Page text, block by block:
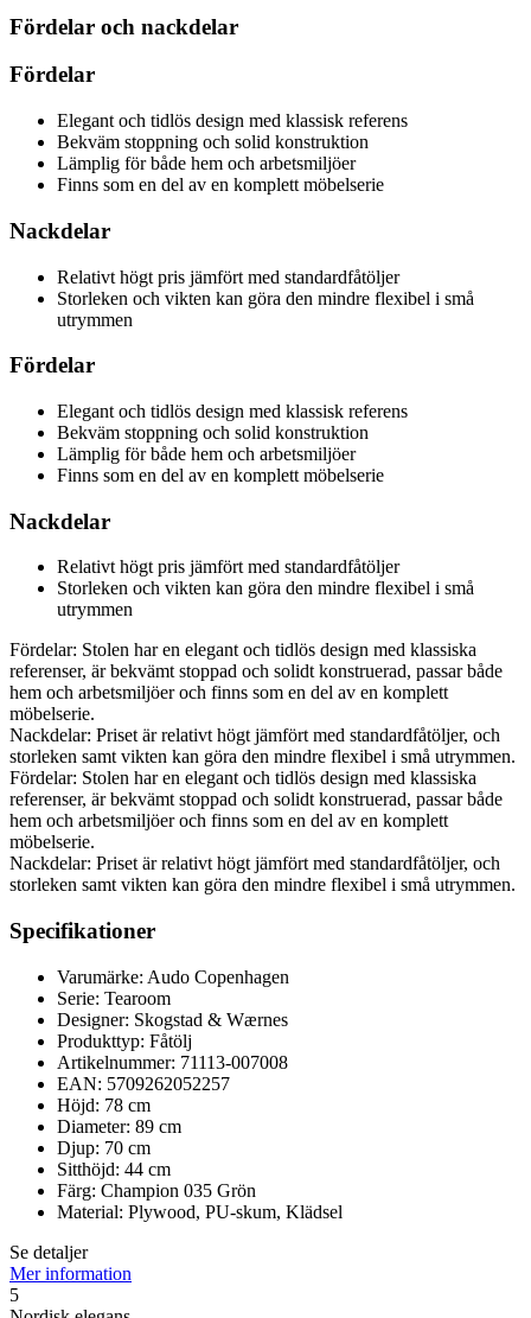
Fördelar och nackdelar
Fördelar
Elegant och tidlös design med klassisk referens
Bekväm stoppning och solid konstruktion
Lämplig för både hem och arbetsmiljöer
Finns som en del av en komplett möbelserie
Nackdelar
Relativt högt pris jämfört med standardfåtöljer
Storleken och vikten kan göra den mindre flexibel i små
utrymmen
Fördelar
Elegant och tidlös design med klassisk referens
Bekväm stoppning och solid konstruktion
Lämplig för både hem och arbetsmiljöer
Finns som en del av en komplett möbelserie
Nackdelar
Relativt högt pris jämfört med standardfåtöljer
Storleken och vikten kan göra den mindre flexibel i små
utrymmen
Fördelar: Stolen har en elegant och tidlös design med klassiska
referenser, är bekvämt stoppad och solidt konstruerad, passar både
hem och arbetsmiljöer och finns som en del av en komplett
möbelserie.
Nackdelar: Priset är relativt högt jämfört med standardfåtöljer, och
storleken samt vikten kan göra den mindre flexibel i små utrymmen.
Fördelar: Stolen har en elegant och tidlös design med klassiska
referenser, är bekvämt stoppad och solidt konstruerad, passar både
hem och arbetsmiljöer och finns som en del av en komplett
möbelserie.
Nackdelar: Priset är relativt högt jämfört med standardfåtöljer, och
storleken samt vikten kan göra den mindre flexibel i små utrymmen.
Specifikationer
Varumärke: Audo Copenhagen
Serie: Tearoom
Designer: Skogstad & Wærnes
Produkttyp: Fåtölj
Artikelnummer: 71113-007008
EAN: 5709262052257
Höjd: 78 cm
Diameter: 89 cm
Djup: 70 cm
Sitthöjd: 44 cm
Färg: Champion 035 Grön
Material: Plywood, PU-skum, Klädsel
Se detaljer
Mer information
5